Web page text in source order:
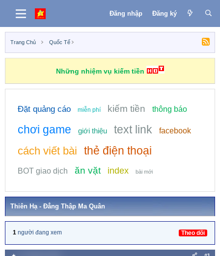
Đăng nhập Đăng ký
Trang Chủ Quốc Tế
Những nhiệm vụ kiếm tiền
Đặt quảng cáo miễn phí kiếm tiền thông báo
chơi game giới thiệu text link facebook
cách viết bài thẻ điện thoại
BOT giao dịch ăn vặt index bài mới
Thiên Hạ - Đẳng Thập Ma Quân
1 người đang xem Theo dõi